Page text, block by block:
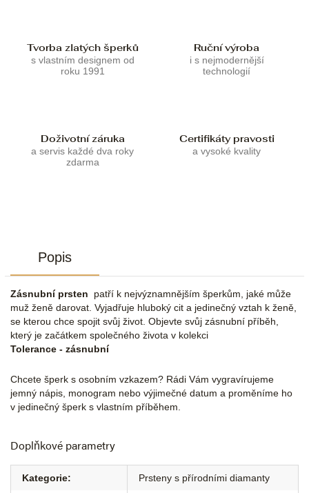
Tvorba zlatých šperků
s vlastním designem od
roku 1991
Ruční výroba
i s nejmodernější
technologií
Doživotní záruka
a servis každé dva roky
zdarma
Certifikáty pravosti
a vysoké kvality
Popis
Zásnubní prsten patří k nejvýznamnějším šperkům, jaké může
muž ženě darovat. Vyjadřuje hluboký cit a jedinečný vztah k ženě,
se kterou chce spojit svůj život. Objevte svůj zásnubní příběh,
který je začátkem společného života v kolekci
Tolerance - zásnubní
Chcete šperk s osobním vzkazem? Rádi Vám vygravírujeme
jemný nápis, monogram nebo výjimečné datum a proměníme ho
v jedinečný šperk s vlastním příběhem.
Doplňkové parametry
Kategorie: Prsteny s přírodními diamanty